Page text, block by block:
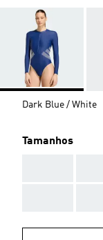
Dark Blue / White
Tamanhos